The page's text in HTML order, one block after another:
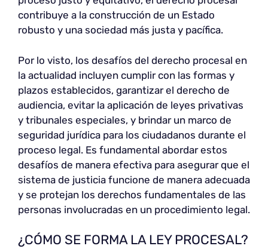
contribuye a la construcción de un Estado
robusto y una sociedad más justa y pacífica.
Por lo visto, los desafíos del derecho procesal en
la actualidad incluyen cumplir con las formas y
plazos establecidos, garantizar el derecho de
audiencia, evitar la aplicación de leyes privativas
y tribunales especiales, y brindar un marco de
seguridad jurídica para los ciudadanos durante el
proceso legal. Es fundamental abordar estos
desafíos de manera efectiva para asegurar que el
sistema de justicia funcione de manera adecuada
y se protejan los derechos fundamentales de las
personas involucradas en un procedimiento legal.
¿CÓMO SE FORMA LA LEY PROCESAL?